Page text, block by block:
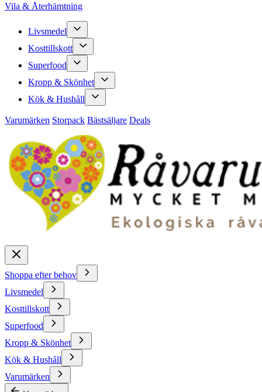
Vila & Återhämtning
Livsmedel
Kosttillskott
Superfood
Kropp & Skönhet
Kök & Hushåll
Varumärken Storpack Bästsäljare Deals
Shoppa efter behov
Livsmedel
Kosttillskott
Superfood
Kropp & Skönhet
Kök & Hushåll
Varumärken